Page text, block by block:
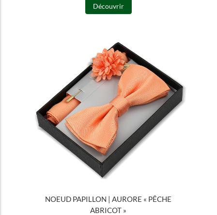
Découvrir
NOEUD PAPILLON | AURORE « PÊCHE
ABRICOT »